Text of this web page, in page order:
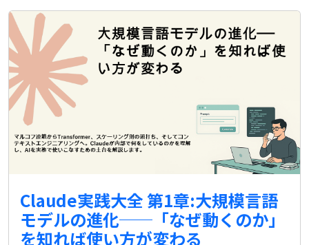
Claude実践大全 第1章:大規模言語
モデルの進化──「なぜ動くのか」
を知れば使い方が変わる